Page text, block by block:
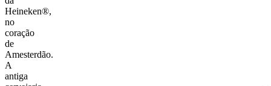
Heineken®,
no
coração
de
Amesterdão.
A
antiga